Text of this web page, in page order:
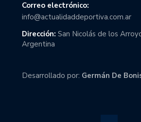
Correo electrónico:
info@actualidaddeportiva.com.ar
Dirección: San Nicolás de los
Argentina
Desarrollado por: Germán De